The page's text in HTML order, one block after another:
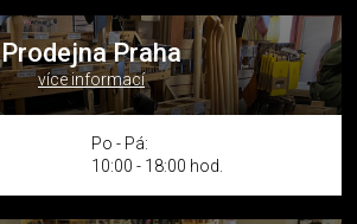
Prodejna Praha
více informací
Po - Pá:
10:00 - 18:00 hod.